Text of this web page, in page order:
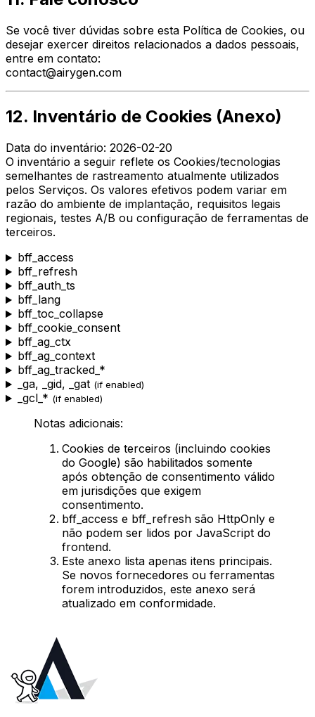
Se você tiver dúvidas sobre esta Política de Cookies, ou
desejar exercer direitos relacionados a dados pessoais,
entre em contato:
contact@airygen.com
12. Inventário de Cookies (Anexo)
Data do inventário: 2026-02-20
O inventário a seguir reflete os Cookies/tecnologias
semelhantes de rastreamento atualmente utilizados
pelos Serviços. Os valores efetivos podem variar em
razão do ambiente de implantação, requisitos legais
regionais, testes A/B ou configuração de ferramentas de
terceiros.
bff_access
bff_refresh
bff_auth_ts
bff_lang
bff_toc_collapse
bff_cookie_consent
bff_ag_ctx
bff_ag_context
bff_ag_tracked_*
_ga, _gid, _gat (if enabled)
_gcl_* (if enabled)
Notas adicionais:
Cookies de terceiros (incluindo cookies
do Google) são habilitados somente
após obtenção de consentimento válido
em jurisdições que exigem
consentimento.
bff_access e bff_refresh são HttpOnly e
não podem ser lidos por JavaScript do
frontend.
Este anexo lista apenas itens principais.
Se novos fornecedores ou ferramentas
forem introduzidos, este anexo será
atualizado em conformidade.